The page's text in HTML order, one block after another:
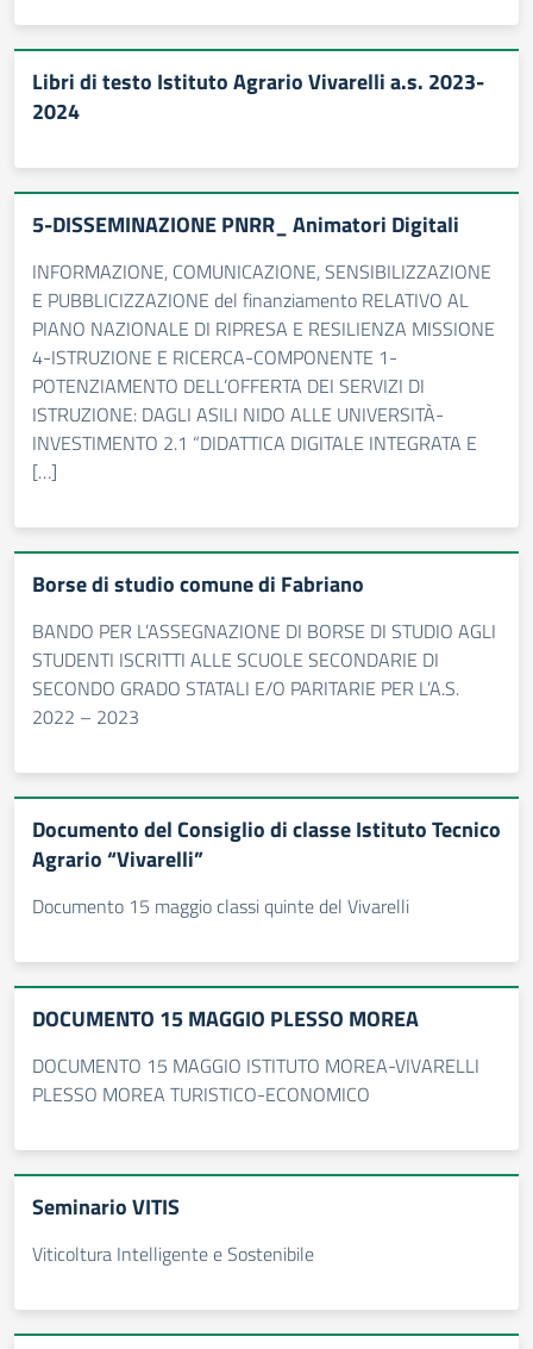
Libri di testo Istituto Agrario Vivarelli a.s. 2023-
2024
5-DISSEMINAZIONE PNRR_ Animatori Digitali
INFORMAZIONE, COMUNICAZIONE, SENSIBILIZZAZIONE
E PUBBLICIZZAZIONE del finanziamento RELATIVO AL
PIANO NAZIONALE DI RIPRESA E RESILIENZA MISSIONE
4-ISTRUZIONE E RICERCA-COMPONENTE 1-
POTENZIAMENTO DELL’OFFERTA DEI SERVIZI DI
ISTRUZIONE: DAGLI ASILI NIDO ALLE UNIVERSITÀ-
INVESTIMENTO 2.1 “DIDATTICA DIGITALE INTEGRATA E
[…]
Borse di studio comune di Fabriano
BANDO PER L’ASSEGNAZIONE DI BORSE DI STUDIO AGLI
STUDENTI ISCRITTI ALLE SCUOLE SECONDARIE DI
SECONDO GRADO STATALI E/O PARITARIE PER L’A.S.
2022 – 2023
Documento del Consiglio di classe Istituto Tecnico
Agrario “Vivarelli”
Documento 15 maggio classi quinte del Vivarelli
DOCUMENTO 15 MAGGIO PLESSO MOREA
DOCUMENTO 15 MAGGIO ISTITUTO MOREA-VIVARELLI
PLESSO MOREA TURISTICO-ECONOMICO
Seminario VITIS
Viticoltura Intelligente e Sostenibile